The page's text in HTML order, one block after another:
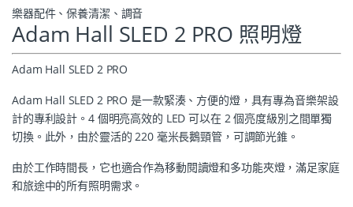
樂器配件、保養清潔、調音
Adam Hall SLED 2 PRO 照明燈
Adam Hall SLED 2 PRO
Adam Hall SLED 2 PRO 是一款緊湊、方便的燈，具有專為音樂架設
計的專利設計。4 個明亮高效的 LED 可以在 2 個亮度級別之間單獨
切換。此外，由於靈活的 220 毫米長鵝頸管，可調節光錐。
由於工作時間長，它也適合作為移動閱讀燈和多功能夾燈，滿足家庭
和旅途中的所有照明需求。